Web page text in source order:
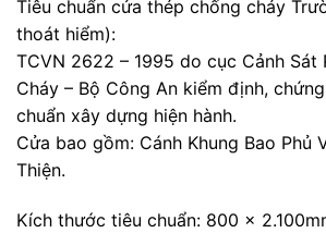
Tiêu chuẩn cửa thép chống cháy
thoát hiểm):
TCVN 2622 – 1995 do cục Cảnh Sát
Cháy – Bộ Công An kiểm định,
chuẩn xây dựng hiện hành.
Cửa bao gồm: Cánh Khung Bao Phủ
Thiện.
Kích thước tiêu chuẩn: 800 x